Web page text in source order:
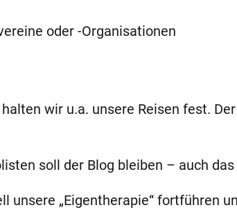
oder -Organisationen
halten wir u.a. unsere Reisen fest.
soll der Blog bleiben – auch
„Eigentherapie“ fortführen